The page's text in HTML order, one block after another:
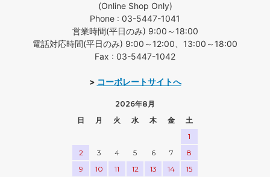
(Online Shop Only)
Phone : 03-5447-1041
営業時間(平日のみ) 9:00～18:00
電話対応時間(平日のみ) 9:00～12:00、13:00～18:00
Fax : 03-5447-1042
> コーポレートサイトへ
2026年8月
日
月 火 水 木 金
土
1
2
3 4 5 6 7
8
9
10 11 12 13 14
15